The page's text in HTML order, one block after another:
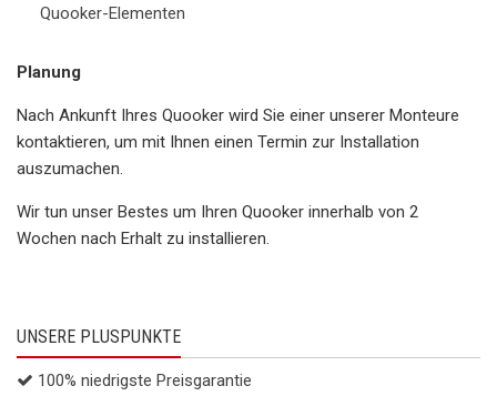
Quooker-Elementen
Planung
Nach Ankunft Ihres Quooker wird Sie einer unserer Monteure
kontaktieren, um mit Ihnen einen Termin zur Installation
auszumachen.
Wir tun unser Bestes um Ihren Quooker innerhalb von 2
Wochen nach Erhalt zu installieren.
UNSERE PLUSPUNKTE
100% niedrigste Preisgarantie